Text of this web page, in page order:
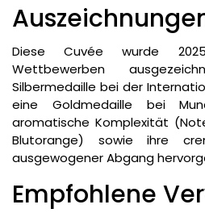
Diese Cuvée wurde
Wettbewerben
Silbermedaille bei der
eine Goldmedaille bei
aromatische Komplexität
Blutorange) sowie ihre
ausgewogener Abgang
Empfohlene